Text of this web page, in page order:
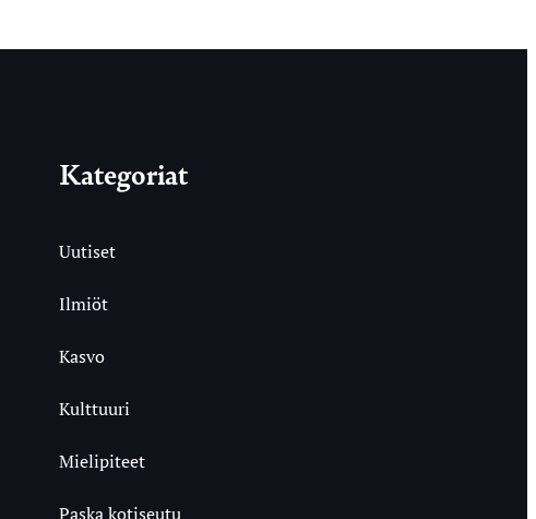
Kategoriat
Uutiset
Ilmiöt
Kasvo
Kulttuuri
Mielipiteet
Paska kotiseutu